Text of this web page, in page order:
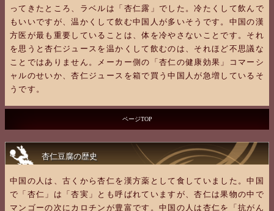
ってきたところ、ラベルは「杏仁露」でした。冷たくして飲んで
もいいですが、温かくして飲む中国人が多いそうです。中国の漢
方医が最も重要していることは、体を冷やさないことです。それ
を思うと杏仁ジュースを温かくして飲むのは、それほど不思議な
ことではありません。メーカー側の「杏仁の健康効果」コマーシ
ャルのせいか、杏仁ジュースを箱で買う中国人が急増しているそ
うです。
ページTOP
杏仁豆腐の歴史
中国の人は、古くから杏仁を漢方薬として食していました。中国
で「杏仁」は「杏実」とも呼ばれていますが、杏仁は果物の中で
マンゴーの次にカロチンが豊富です。中国の人は杏仁を「抗がん